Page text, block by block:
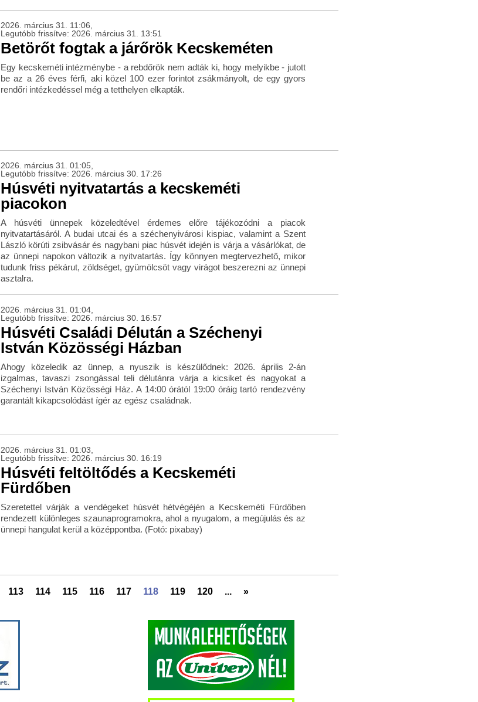
2026. március 31. 11:06,
Legutóbb frissítve: 2026. március 31. 13:51
Betörőt fogtak a járőrök Kecskeméten
Egy kecskeméti intézménybe - a rebdőrök nem adták ki, hogy melyikbe - jutott
be az a 26 éves férfi, aki közel 100 ezer forintot zsákmányolt, de egy gyors
rendőri intézkedéssel még a tetthelyen elkapták.
2026. március 31. 01:05,
Legutóbb frissítve: 2026. március 30. 17:26
Húsvéti nyitvatartás a kecskeméti
piacokon
A húsvéti ünnepek közeledtével érdemes előre tájékozódni a piacok
nyitvatartásáról. A budai utcai és a széchenyivárosi kispiac, valamint a Szent
László körúti zsibvásár és nagybani piac húsvét idején is várja a vásárlókat, de
az ünnepi napokon változik a nyitvatartás. Így könnyen megtervezhető, mikor
tudunk friss pékárut, zöldséget, gyümölcsöt vagy virágot beszerezni az ünnepi
asztalra.
2026. március 31. 01:04,
Legutóbb frissítve: 2026. március 30. 16:57
Húsvéti Családi Délután a Széchenyi
István Közösségi Házban
Ahogy közeledik az ünnep, a nyuszik is készülődnek: 2026. április 2-án
izgalmas, tavaszi zsongással teli délutánra várja a kicsiket és nagyokat a
Széchenyi István Közösségi Ház. A 14:00 órától 19:00 óráig tartó rendezvény
garantált kikapcsolódást ígér az egész családnak.
2026. március 31. 01:03,
Legutóbb frissítve: 2026. március 30. 16:19
Húsvéti feltöltődés a Kecskeméti
Fürdőben
Szeretettel várják a vendégeket húsvét hétvégéjén a Kecskeméti Fürdőben
rendezett különleges szaunaprogramokra, ahol a nyugalom, a megújulás és az
ünnepi hangulat kerül a középpontba. (Fotó: pixabay)
113 114 115 116 117 118 119 120 ... »